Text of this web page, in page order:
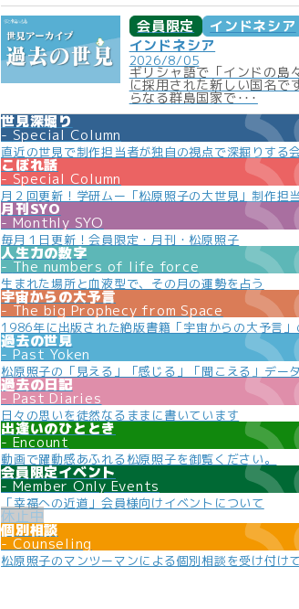
会員限定
インドネシア
インドネシア
2026/8/05
ギリシャ語で「インドの島
に採用された新しい国名
らなる群島国家で･･･
世見深堀り
Special Column
直近の世見で制作担当者が独自の視点で深掘りする
こぼれ話
Special Column
月２回更新！学研ムー「松原照子の大世見」制作担
月刊SYO
Monthly SYO
毎月１日更新！会員限定・月刊・松原照子
人生力の数字
The numbers of life force
生まれた場所と血液型で、その月の運勢を占う
宇宙からの大予言
The big Prophecy from Space
1986年に出版された絶版書籍「宇宙からの大予言」
過去の世見
Past Yoken
松原照子の「見える」「感じる」「聞こえる」デー
過去の日記
Past Diaries
日々の思いを徒然なるままに書いています
出逢いのひととき
Encount
動画で躍動感あふれる松原照子を御覧ください。
会員限定イベント
Member Only Events
「幸福への近道」会員様向けイベントについて
個別相談
Counseling
松原照子のマンツーマンによる個別相談を受け付け